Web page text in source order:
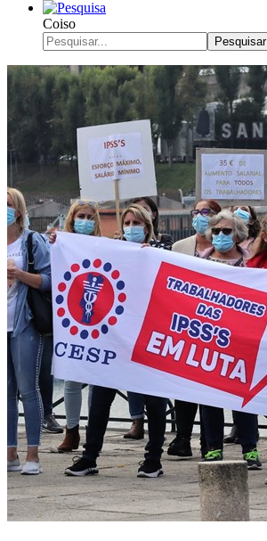
Coiso
Pesquisar